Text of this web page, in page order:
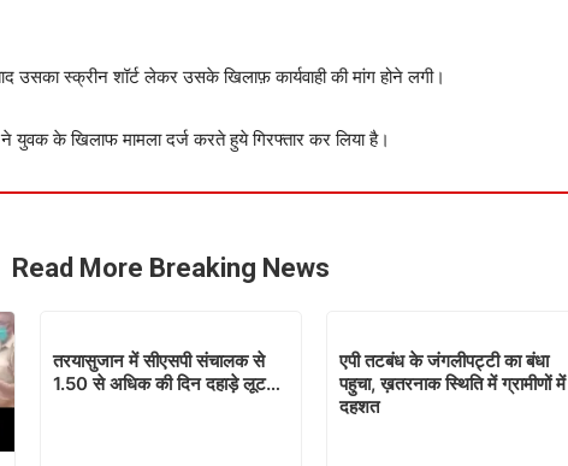
उसका स्क्रीन शॉर्ट लेकर उसके खिलाफ़ कार्यवाही की मांग होने लगी।
युवक के खिलाफ मामला दर्ज करते हुये गिरफ्तार कर लिया है।
Read More Breaking News
तरयासुजान में सीएसपी संचालक से
1.50 से अधिक की दिन दहाड़े लूट…
एपी तटबंध के जंगलीपट्टी का बंधा
पहुचा, ख़तरनाक स्थिति में ग्रामीणों में
दहशत